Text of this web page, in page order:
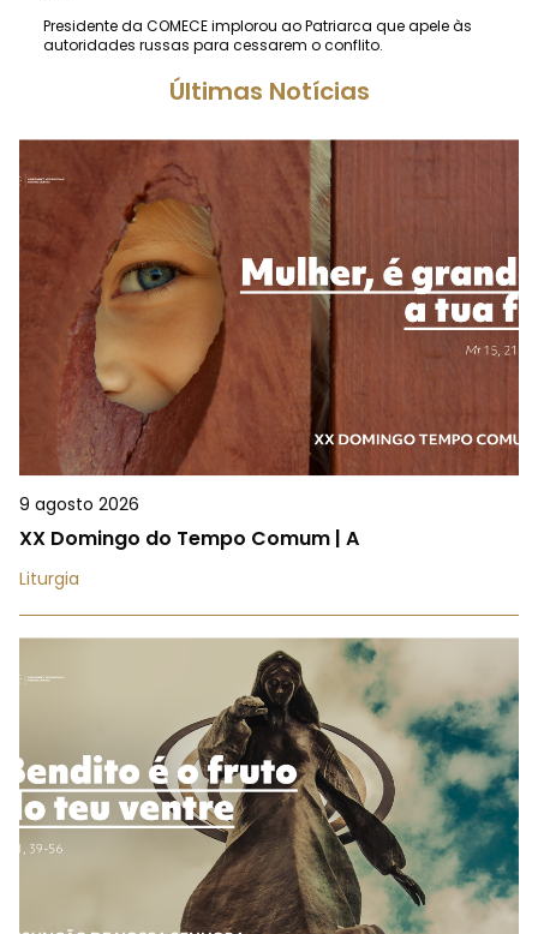
Presidente da COMECE implorou ao Patriarca que apele às
autoridades russas para cessarem o conflito.
Últimas Notícias
9 agosto 2026
XX Domingo do Tempo Comum | A
Liturgia